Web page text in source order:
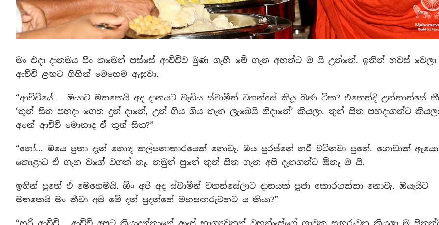
මං එදා දානමය පිං කමෙන් පස්සේ ආච්චිව මුණ ගැහී මේ ගැන අහන්ට ම යි උන්නේ. ඉතින් හවස් වෙලා
ආච්චි ළඟට ගිහින් මෙහෙම ඇසුවා.
“ආච්චියේ…. ඔයාට මතකෙයි අද දානයට වැඩිය ස්වාමීන් වහන්සේ කියූ බණ ටික? එතෙන්දි උන්නාන්සේ
‘තුන් සිත පහදා ගෙන දුන් දානේ, උන් ගිය ගිය තැන ලැබෙයි නිදානේ’ කියලා. තුන් සිත පහදාගන්ට
අනේ ආච්චි මොනාද ඒ තුන් සිත?”
“හෝ… මයෙ පුතා දැන් හොඳ කල්පනාකාරයෙක් නොවැ. ඔය පුරස්නේ හරී වටිනවා පුතේ. ගොඩාක්
කොළාට ඒ ගැන වගේ වගක් නෑ. නමුත් පුතේ තුන් සිත ගැන අපි දැනගන්ට ඕනෑ ම යි.
ඉතින් පුතේ ඒ මෙහෙමයි. ඕං අපි අද ස්වාමීන් වහන්සේලාට දානයක් පූජා කොරගත්තා නොවැ. ඔයැයිට
මතකෙයි මං කීවා අපි මේ දන් පුදන්නේ මහසඟරුවනට ය කියා?”